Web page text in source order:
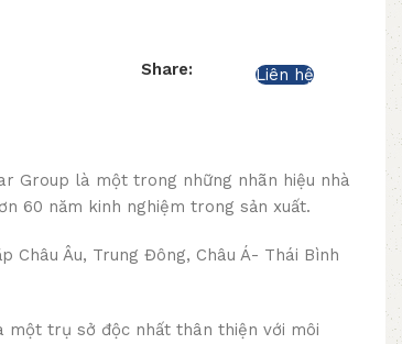
Share: Liên hệ
Group là một trong những nhãn hiệu nhà
60 năm kinh nghiệm trong sản xuất.
Châu Âu, Trung Đông, Châu Á- Thái Bình
một trụ sở độc nhất thân thiện với môi